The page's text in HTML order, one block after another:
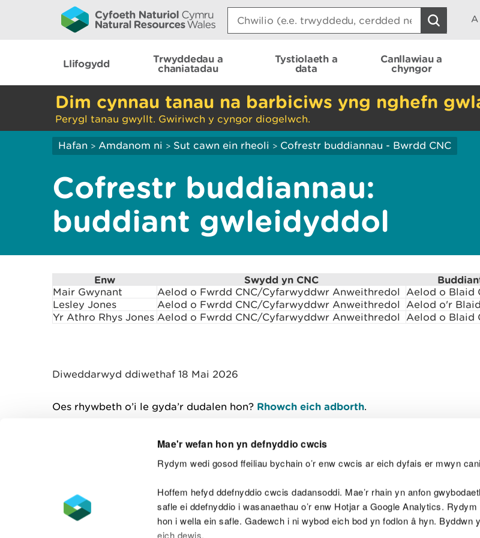
Mae'r wefan hon yn defnyddio cwcis
Rydym wedi gosod ffeiliau bychain o’r enw cwcis ar eich dyfais er mwyn
Hoffem hefyd ddefnyddio cwcis dadansoddi. Mae’r rhain yn anfon
safle ei ddefnyddio i wasanaethau o’r enw Hotjar a Google Analytics. Rydym
hon i wella ein safle. Gadewch i ni wybod eich bod yn fodlon â hyn. Byddwn
eich dewis.
Search:
Llifogydd
Trwyddedau a
chaniatadau
Tystiolaeth a
data
Canllawiau a
chyngor
Dim cynnau tanau na barbiciws yng nghefn
Perygl tanau gwyllt. Gwiriwch y cyngor diogelwch.
Hafan > Amdanom ni > Sut cawn ein rheoli > Cofrestr buddiannau - Bwrdd CNC
Cofrestr buddiannau:
buddiant gwleidyddol
Enw Swydd yn CNC
Mair Gwynant Aelod o Fwrdd CNC/Cyfarwyddwr Anweithredol
Aelod o Blaid
Lesley Jones
Aelod o Fwrdd CNC/Cyfarwyddwr Anweithredol
Aelod o'r
Yr Athro Rhys Jones Aelod o Fwrdd CNC/Cyfarwyddwr Anweithredol Aelod o Blaid
Diweddarwyd ddiwethaf 18 Mai 2026
Oes rhywbeth o’i le gyda’r dudalen hon? Rhowch eich adborth.